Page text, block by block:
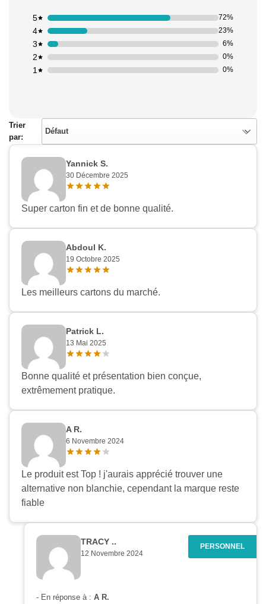
1 0%
2 0%
3 6%
4 23%
5 72%
Trier
par:
Défaut
Yannick S.
30 Décembre 2025
Super carton fin et de bonne qualité.
Abdoul K.
19 Octobre 2025
Les meilleurs cartons du marché.
Patrick L.
13 Mai 2025
Bonne qualité et présentation bien conçue,
extrêmement pratique.
A R.
6 Novembre 2024
Le produit est Top ! j'aurais apprécié trouver une
alternative non blanchie, cependant la marque reste
fiable
TRACY ..
12 Novembre 2024
- En réponse à : A R.
Appliquer les filtres